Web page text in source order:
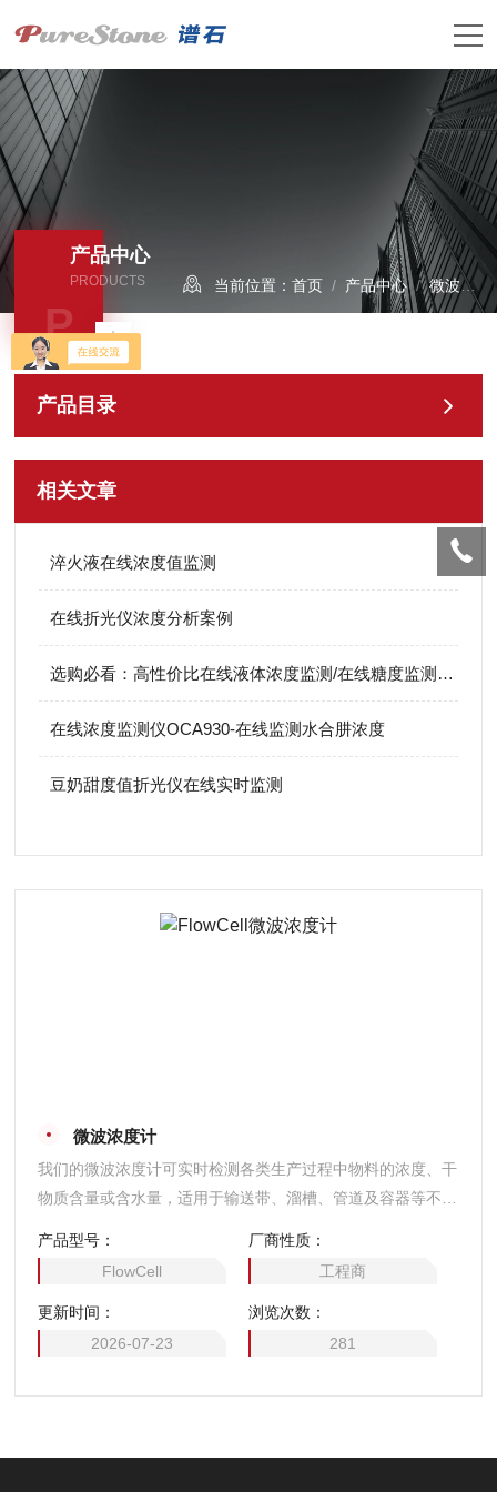
产品中心
PRODUCTS
P
当前位置：首页 / 产品中心/微波法 /
产品目录
相关文章
淬火液在线浓度值监测
在线折光仪浓度分析案例
选购必看：高性价比在线液体浓度监测/在线糖度监测厂家测评，国产同样出色
在线浓度监测仪OCA930-在线监测水合肼浓度
豆奶甜度值折光仪在线实时监测
微波浓度计
我们的微波浓度计可实时检测各类生产过程中物料的浓度、干
物质含量或含水量，适用于输送带、溜槽、管道及容器等不同
站、矿山、造纸厂等诸多不同行业。为满足这些多元化行业的
需求，我们提供了丰富的传感器选择和技术特性（如动态特
性、频率等），以满足其多样化需求。
产品型号：
FlowCell
厂商性质：
工程商
更新时间：
2026-07-23
浏览次数：
281